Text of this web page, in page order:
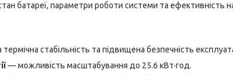
батареї, параметри роботи системи та ефективність
стабільність та підвищена безпечність
— можливість масштабування до 25.6 кВт·год.